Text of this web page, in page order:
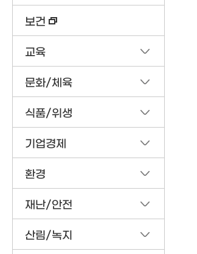
보건
교육
문화/체육
식품/위생
기업경제
환경
재난/안전
산림/녹지